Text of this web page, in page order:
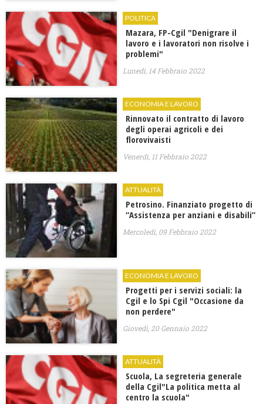
POLITICA
Mazara, FP-Cgil "Denigrare il
lavoro e i lavoratori non risolve i
problemi"
Lunedì, 14 Febbraio 2022
ECONOMIA E LAVORO
Rinnovato il contratto di lavoro
degli operai agricoli e dei
florovivaisti
Venerdì, 11 Febbraio 2022
ATTUALITÀ
Petrosino. Finanziato progetto di
“Assistenza per anziani e disabili”
Mercoledì, 09 Febbraio 2022
ECONOMIA E LAVORO
Progetti per i servizi sociali: la
Cgil e lo Spi Cgil "Occasione da
non perdere"
Giovedì, 20 Gennaio 2022
ATTUALITÀ
Scuola, La segreteria generale
della Cgil"La politica metta al
centro la scuola"